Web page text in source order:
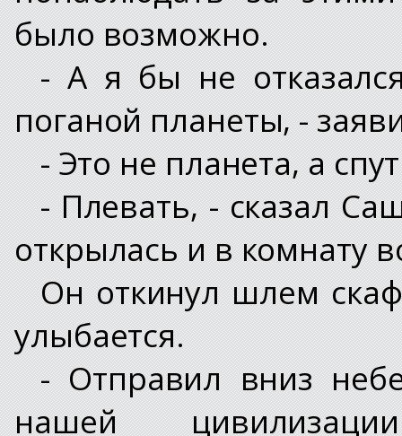
было возможно.
- А я бы не
поганой планеты, -
- Это не планета, а
- Плевать, - сказал
открылась и в комнату
Он откинул шлем
улыбается.
- Отправил вниз
нашей